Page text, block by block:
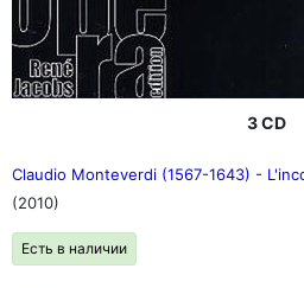
3 CD
Claudio Monteverdi (1567-1643) -
(2010)
Есть в наличии